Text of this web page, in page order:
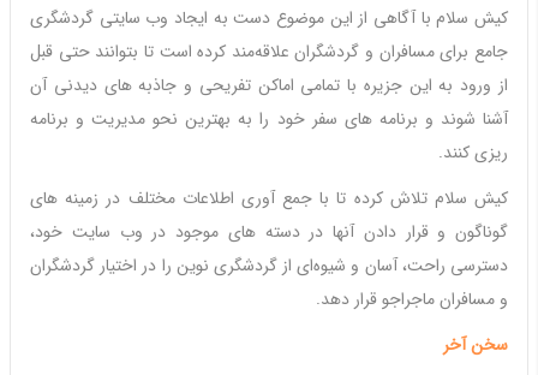
کیش سلام با آگاهی از این موضوع دست به ایجاد وب سایتی گردشگری
جامع برای مسافران و گردشگران علاقه‌مند کرده است تا بتوانند حتی قبل
از ورود به این جزیره با تمامی اماکن تفریحی و جاذبه های دیدنی آن
آشنا شوند و برنامه های سفر خود را به بهترین نحو مدیریت و برنامه
ریزی کنند.
کیش سلام تلاش کرده تا با جمع آوری اطلاعات مختلف در زمینه های
گوناگون و قرار دادن آنها در دسته های موجود در وب سایت خود،
دسترسی راحت، آسان و شیوه‌ای از گردشگری نوین را در اختیار گردشگران
و مسافران ماجراجو قرار دهد.
سخنآخر